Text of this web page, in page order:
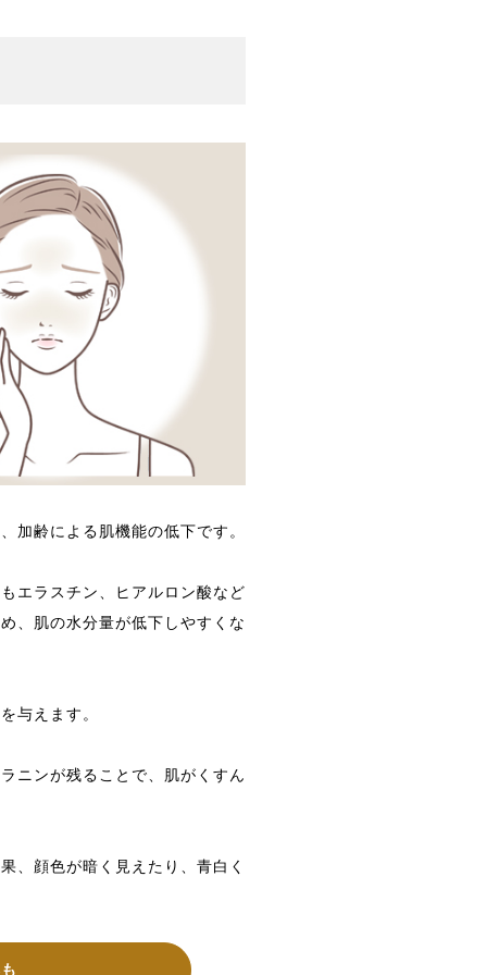
加齢による肌機能の低下です。
エラスチン、ヒアルロン酸など
、肌の水分量が低下しやすくな
与えます。
ニンが残ることで、肌がくすん
、顔色が暗く見えたり、青白く